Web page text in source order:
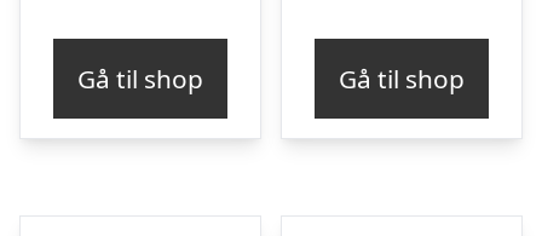
Gå til shop Gå til shop